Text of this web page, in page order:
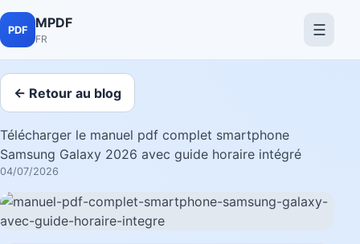
PDF MPDF
FR ☰
← Retour au blog
Télécharger le manuel pdf complet smartphone
Samsung Galaxy 2026 avec guide horaire intégré
04/07/2026